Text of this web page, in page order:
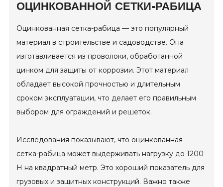
ОЦИНКОВАННОЙ СЕТКИ-РАБИЦА
Оцинкованная сетка-рабица — это популярный
материал в строительстве и садоводстве. Она
изготавливается из проволоки, обработанной
цинком для защиты от коррозии. Этот материал
обладает высокой прочностью и длительным
сроком эксплуатации, что делает его правильным
выбором для ограждений и решеток.
Исследования показывают, что оцинкованная
сетка-рабица может выдерживать нагрузку до 1200
Н на квадратный метр. Это хороший показатель для
грузовых и защитных конструкций. Важно также